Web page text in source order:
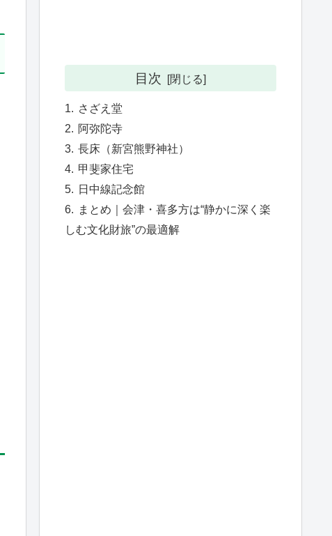
目次
さざえ堂
阿弥陀寺
長床（新宮熊野神社）
甲斐家住宅
日中線記念館
まとめ｜会津・喜多方は“静かに深く楽
しむ文化財旅”の最適解